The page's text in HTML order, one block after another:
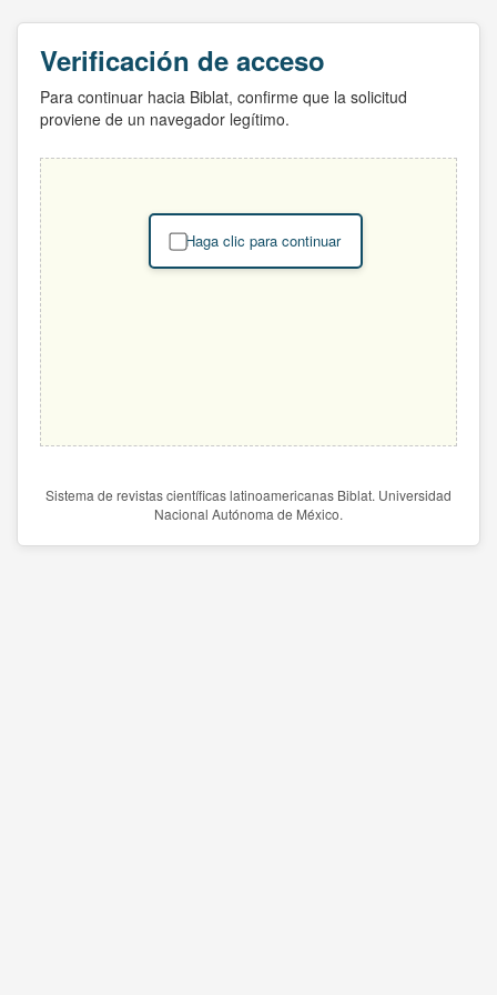
Verificación de acceso
Para continuar hacia Biblat, confirme que la solicitud
proviene de un navegador legítimo.
Haga clic para continuar
Sistema de revistas científicas latinoamericanas Biblat. Universidad
Nacional Autónoma de México.